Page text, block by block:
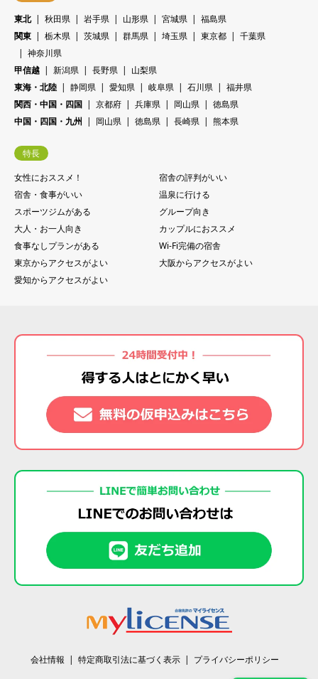
東北
秋田県 岩手県 山形県 宮城県
福島県
関東
栃木県 茨城県 群馬県 埼玉県 東京都
千葉県
神奈川県
甲信越
新潟県 長野県
山梨県
東海・北陸
静岡県 愛知県 岐阜県 石川県
福井県
関西・中国・四国
京都府 兵庫県 岡山県
徳島県
中国・四国・九州
岡山県 徳島県 長崎県 熊本県
特長
女性におススメ！
宿舎の評判がいい
宿舎・食事がいい
温泉に行ける
スポーツジムがある
グループ向き
大人・お一人向き
カップルにおススメ
食事なしプランがある
Wi-Fi完備の宿舎
東京からアクセスがよい
大阪からアクセスがよい
愛知からアクセスがよい
会社情報 特定商取引法に基づく表示 プライバシーポリシー